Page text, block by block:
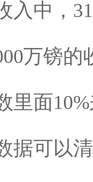
中，
万镑的
面10%
可以清